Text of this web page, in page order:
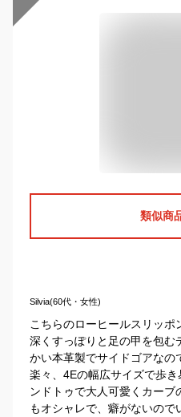
類似商
Silvia(60代・女性)
こちらのローヒールスリッポ
深くすっぽりと足の甲を包む
かい本革製でサイドゴアなの
楽々、4Eの幅広サイズで歩
ンドトゥで大人可愛くカー
もオシャレで、癖がないの